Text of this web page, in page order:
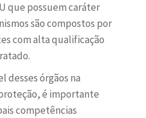
que possuem caráter
são compostos por
com alta qualificação
desses órgãos na
é importante
competências